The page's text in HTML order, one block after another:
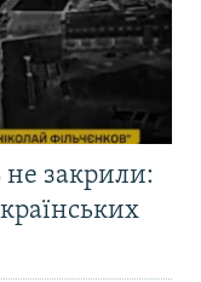
закрили: